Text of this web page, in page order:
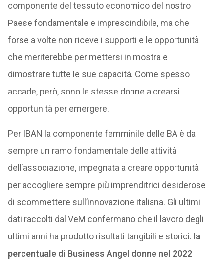
componente del tessuto economico del nostro
Paese fondamentale e imprescindibile, ma che
forse a volte non riceve i supporti e le opportunità
che meriterebbe per mettersi in mostra e
dimostrare tutte le sue capacità. Come spesso
accade, però, sono le stesse donne a crearsi
opportunità per emergere.
Per IBAN la componente femminile delle BA è da
sempre un ramo fondamentale delle attività
dell’associazione, impegnata a creare opportunità
per accogliere sempre più imprenditrici desiderose
di scommettere sull’innovazione italiana. Gli ultimi
dati raccolti dal VeM confermano che il lavoro degli
ultimi anni ha prodotto risultati tangibili e storici: l a
percentuale di Business Angel donne nel 2022